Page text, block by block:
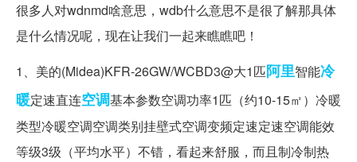
很多人对wdnmd啥意思，wdb什么意思不是很了解那具体
是什么情况呢，现在让我们一起来瞧瞧吧！
1、美的(Midea)KFR-26GW/WCBD3@大1匹阿里智能冷
暖定速直连空调基本参数空调功率1匹（约10-15㎡）冷暖
类型冷暖空调空调类别挂壁式空调变频定速定速空调能效
等级3级（平均水平）不错，看起来舒服，而且制冷制热